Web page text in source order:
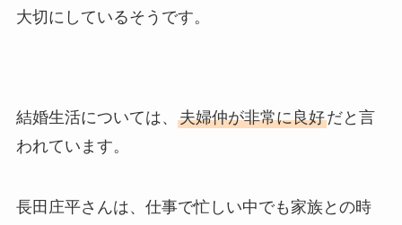
大切にしているそうです。
結婚生活については、 夫婦仲が非常に良好だと言
われています。
長田庄平さんは、仕事で忙しい中でも家族との時